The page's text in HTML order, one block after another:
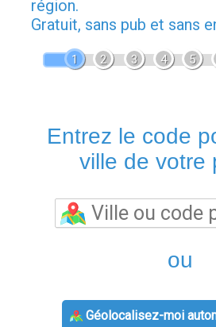
région.
Gratuit, sans pub et sans
1 2 3 4 5
Entrez le code
ville de votre
ou
Géolocalisez-moi